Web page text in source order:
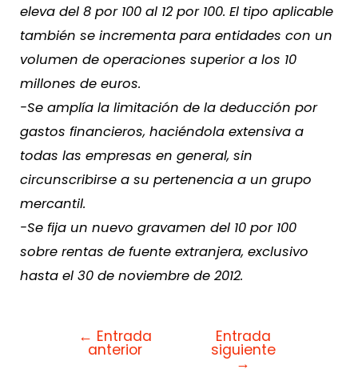
eleva del 8 por 100 al 12 por 100. El tipo aplicable
también se incrementa para entidades con un
volumen de operaciones superior a los 10
millones de euros.
-Se amplía la limitación de la deducción por
gastos financieros, haciéndola extensiva a
todas las empresas en general, sin
circunscribirse a su pertenencia a un grupo
mercantil.
-Se fija un nuevo gravamen del 10 por 100
sobre rentas de fuente extranjera, exclusivo
hasta el 30 de noviembre de 2012.
← Entrada
anterior
Entrada
siguiente
→